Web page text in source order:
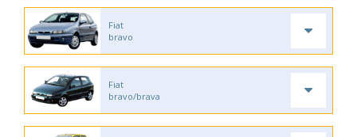
Fiat
bravo
Fiat
bravo/brava